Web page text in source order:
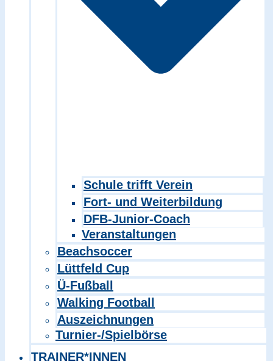
Schule trifft Verein
Fort- und Weiterbildung
DFB-Junior-Coach
Veranstaltungen
Beachsoccer
Lüttfeld Cup
Ü-Fußball
Walking Football
Auszeichnungen
Turnier-/Spielbörse
TRAINER*INNEN